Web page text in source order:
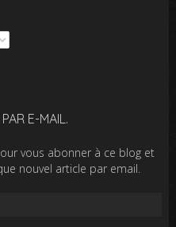
E-MAIL.
vous abonner à ce blog et
nouvel article par email.